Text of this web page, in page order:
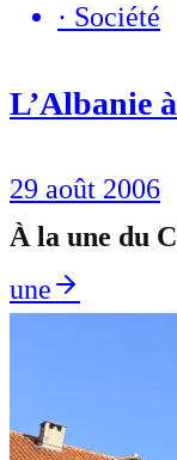
· Société
L’Albanie
29 août 2006
À la une du
une